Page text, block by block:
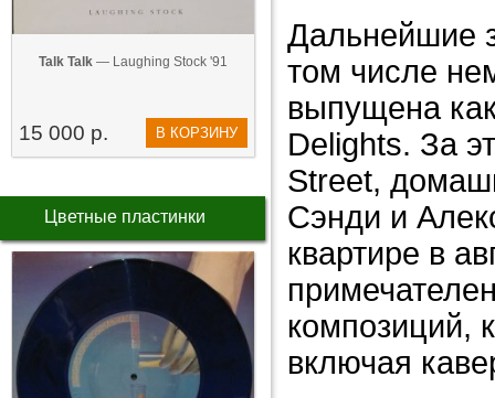
Talk Talk — Laughing Stock '91
15 000 р. В КОРЗИНУ
Цветные пластинки
Дальнейшие
том числе
выпущена
Delights. За
Street,
Сэнди и
квартире в
композиций,
включая